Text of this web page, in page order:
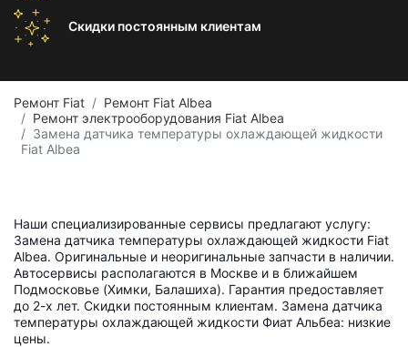
Скидки постоянным клиентам
Ремонт Fiat
Ремонт Fiat Albea
Ремонт электрооборудования Fiat Albea
Замена датчика температуры охлаждающей жидкости
Fiat Albea
Наши специализированные сервисы предлагают услугу:
Замена датчика температуры охлаждающей жидкости Fiat
Albea. Оригинальные и неоригинальные запчасти в наличии.
Автосервисы располагаются в Москве и в ближайшем
Подмосковье (Химки, Балашиха). Гарантия предоставляет
до 2-х лет. Скидки постоянным клиентам. Замена датчика
температуры охлаждающей жидкости Фиат Альбеа: низкие
цены.